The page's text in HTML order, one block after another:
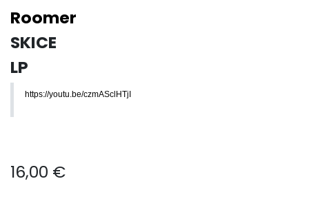
Roomer
SKICE
LP
https://youtu.be/czmASclHTjI
16,00 €